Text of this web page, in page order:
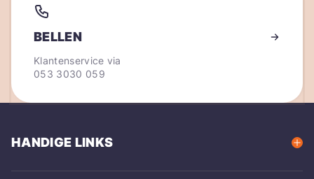
BELLEN
Klantenservice via
053 3030 059
HANDIGE LINKS